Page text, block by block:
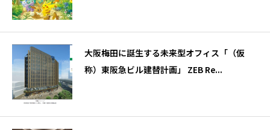
大阪梅田に誕生する未来型オフィス「（仮
称）東阪急ビル建替計画」 ZEB Re...